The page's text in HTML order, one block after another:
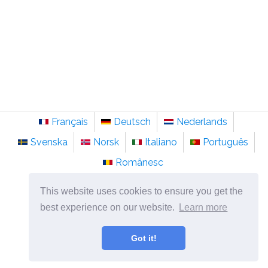
This website uses cookies to ensure you get the
best experience on our website.
Learn more
Got it!
Français Deutsch
Nederlands
Svenska
Norsk Italiano
Português
Românesc
©2026no.sainte-anastasie.org
Psykologi, filosofi og tenkning om livet.